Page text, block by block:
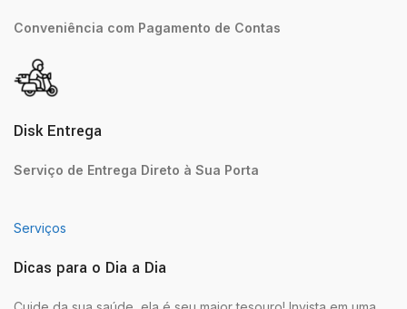
Conveniência com Pagamento de Contas
Disk Entrega
Serviço de Entrega Direto à Sua Porta
Serviços
Dicas para o Dia a Dia